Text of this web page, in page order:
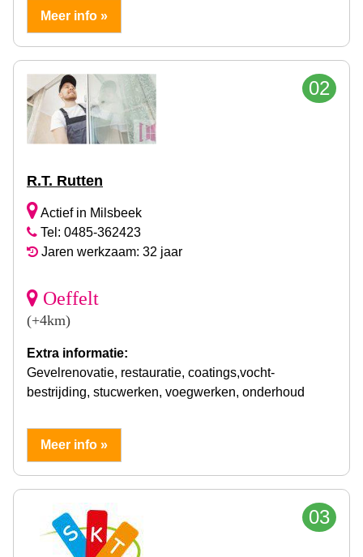
Meer info »
02
R.T. Rutten
Actief in Milsbeek
Tel: 0485-362423
Jaren werkzaam: 32 jaar
Oeffelt
(+4km)
Extra informatie:
Gevelrenovatie, restauratie, coatings,vocht-
bestrijding, stucwerken, voegwerken, onderhoud
Meer info »
03